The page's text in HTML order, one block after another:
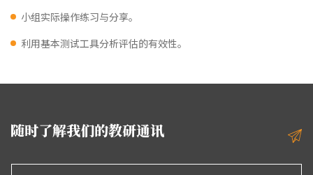
小组实际操作练习与分享。
利用基本测试工具分析评估的有效性。
随时了解我们的教研通讯